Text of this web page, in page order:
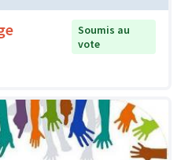
Soumis au
vote